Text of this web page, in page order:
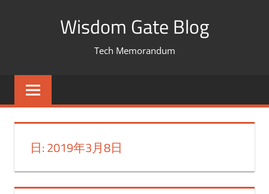
Wisdom Gate Blog
Tech Memorandum
日: 2019年3月8日